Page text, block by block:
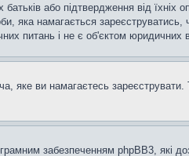
або підтвердження від їхніх
намагається
питань і не є об'єктом юридичних
ви намагаєтесь
забезпеченням phpBB3, які